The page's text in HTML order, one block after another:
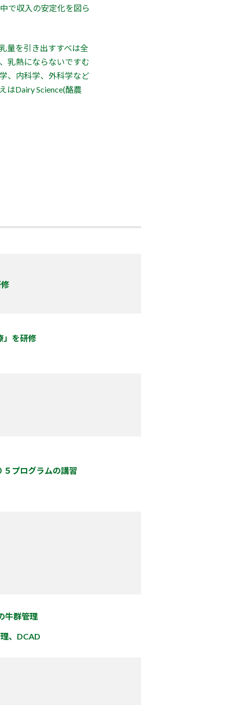
で収入の安定化を図ら
量を引き出すすべは全
乳熱にならないですむ
、内科学、外科学など
はDairy Science(酪農
」を研修
５プログラムの講習
牛群管理
、DCAD